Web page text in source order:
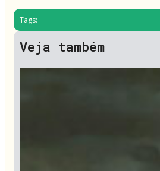
Tags:
Veja também